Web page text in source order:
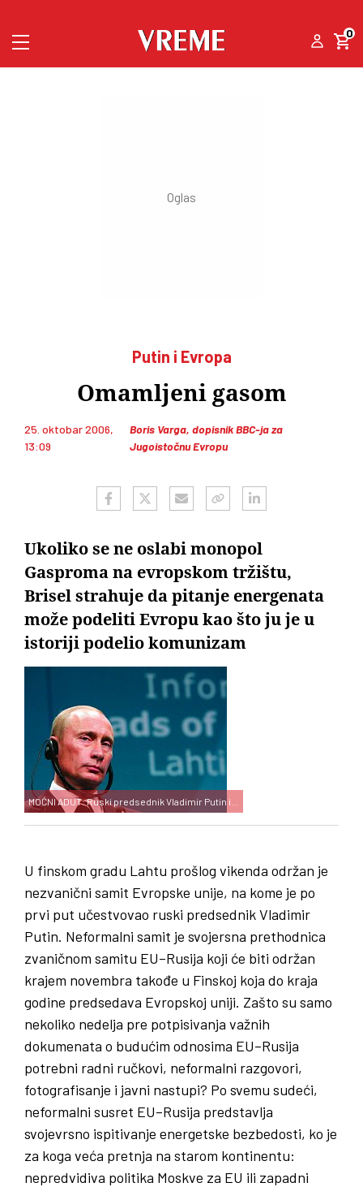
0
Putin i Evropa
Omamljeni gasom
25. oktobar 2006,
13:09
Boris Varga, dopisnik BBC-ja za
Jugoistočnu Evropu
Ukoliko se ne oslabi monopol
Gasproma na evropskom tržištu,
Brisel strahuje da pitanje energenata
može podeliti Evropu kao što ju je u
istoriji podelio komunizam
MOĆNI ADUT: Ruski predsednik Vladimir Putin i…
U finskom gradu Lahtu prošlog vikenda održan je
nezvanični samit Evropske unije, na kome je po
prvi put učestvovao ruski predsednik Vladimir
Putin. Neformalni samit je svojersna prethodnica
zvaničnom samitu EU–Rusija koji će biti održan
krajem novembra takođe u Finskoj koja do kraja
godine predsedava Evropskoj uniji. Zašto su samo
nekoliko nedelja pre potpisivanja važnih
dokumenata o budućim odnosima EU–Rusija
potrebni radni ručkovi, neformalni razgovori,
fotografisanje i javni nastupi? Po svemu sudeći,
neformalni susret EU–Rusija predstavlja
svojevrsno ispitivanje energetske bezbedosti, ko je
za koga veća pretnja na starom kontinentu:
nepredvidiva politika Moskve za EU ili zapadni